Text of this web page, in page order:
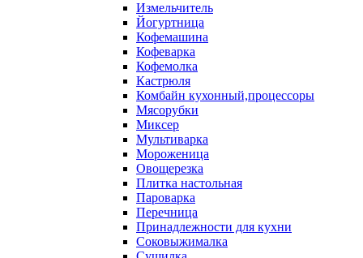
Измельчитель
Йогуртница
Кофемашина
Кофеварка
Кофемолка
Кастрюля
Комбайн кухонный,процессоры
Мясорубки
Миксер
Мультиварка
Мороженица
Овощерезка
Плитка настольная
Пароварка
Перечница
Принадлежности для кухни
Соковыжималка